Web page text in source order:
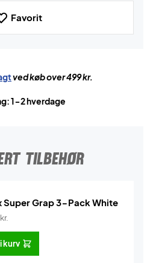
Favorit
ved køb over 499 kr.
1-2 hverdage
TILBEHØR
Super Grap 3-Pack White
kr.
kurv